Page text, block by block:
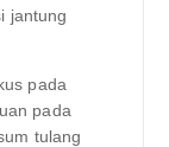
jantung
pada
pada
tulang